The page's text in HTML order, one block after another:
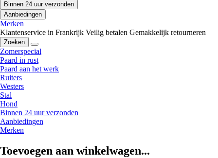
Binnen 24 uur verzonden
Aanbiedingen
Merken
Klantenservice in Frankrijk Veilig betalen Gemakkelijk retourneren
Zoeken
Zomerspecial
Paard in rust
Paard aan het werk
Ruiters
Westers
Stal
Hond
Binnen 24 uur verzonden
Aanbiedingen
Merken
Toevoegen aan winkelwagen...